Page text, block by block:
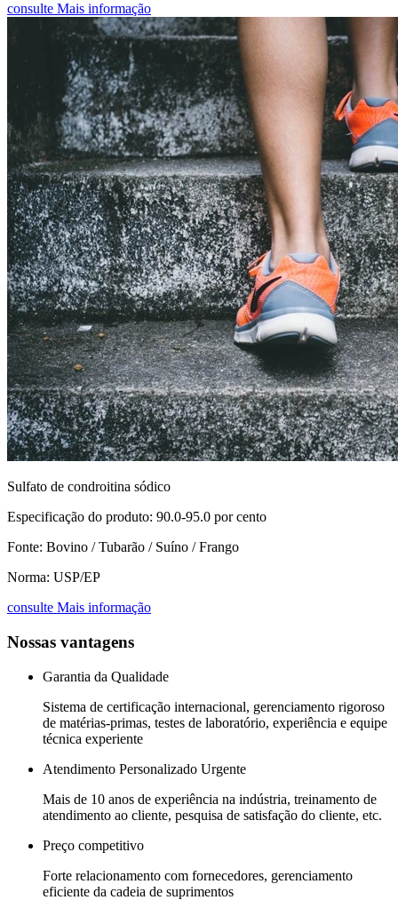
consulte Mais informação
Sulfato de condroitina sódico
Especificação do produto: 90.0-95.0 por cento
Fonte: Bovino / Tubarão / Suíno / Frango
Norma: USP/EP
consulte Mais informação
Nossas vantagens
Garantia da Qualidade
Sistema de certificação internacional, gerenciamento rigoroso
de matérias-primas, testes de laboratório, experiência e equipe
técnica experiente
Atendimento Personalizado Urgente
Mais de 10 anos de experiência na indústria, treinamento de
atendimento ao cliente, pesquisa de satisfação do cliente, etc.
Preço competitivo
Forte relacionamento com fornecedores, gerenciamento
eficiente da cadeia de suprimentos